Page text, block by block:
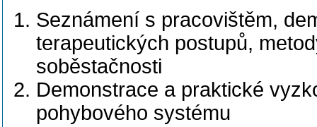
Seznámení s pracovištěm,
terapeutických postupů,
soběstačnosti
Demonstrace a praktické
pohybového systému